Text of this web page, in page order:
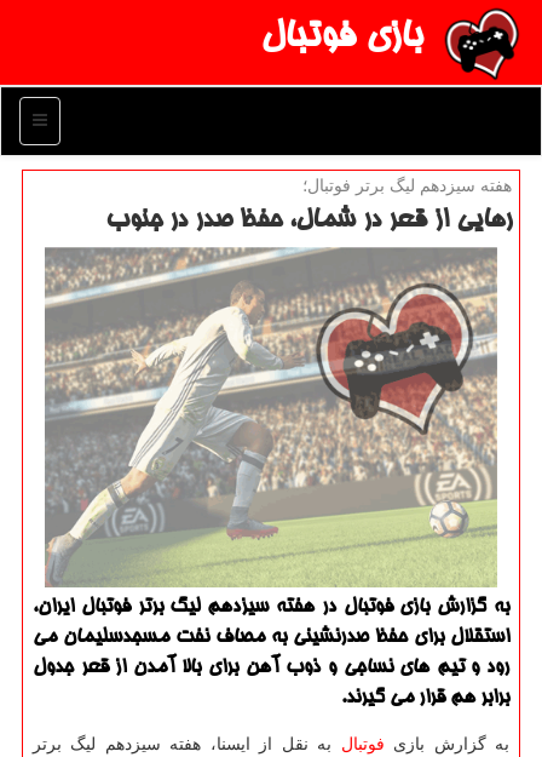
بازی فوتبال
منو
هفته سیزدهم لیگ برتر فوتبال؛
رهایی از قعر در شمال، حفظ صدر در جنوب
به گزارش بازی فوتبال در هفته سیزدهم لیگ برتر فوتبال ایران،
استقلال برای حفظ صدرنشینی به مصاف نفت مسجدسلیمان می
رود و تیم های نساجی و ذوب آهن برای بالا آمدن از قعر جدول
برابر هم قرار می گیرند.
به گزارش بازی فوتبال به نقل از ایسنا، هفته سیزدهم لیگ برتر